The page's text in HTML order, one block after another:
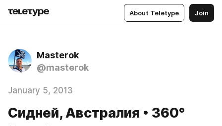
About Teletype Join
Masterok
@masterok
January 5, 2013
Сидней, Австралия • 360°